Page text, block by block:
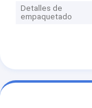
Detalles de
empaquetado